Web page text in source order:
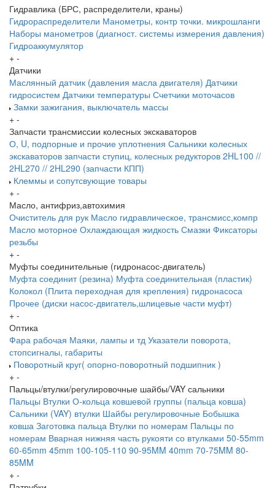
Гидравлика (БРС, распределители, краны)
Гидрораспределители Манометры, контр точки. микрошланги
Наборы манометров (диагност. системы измерения давления)
Гидроаккумулятор
+ -
Датчики
Маслянный датчик (давления масла двигателя) Датчики
гидросистем Датчики температуры Счетчики моточасов
Замки зажигания, выключатель массы
+ -
Запчасти трансмиссии колесных экскаваторов
О, U, подпорные и прочие уплотнения Сальники колесных
экскаваторов запчасти ступиц, колесных редукторов 2HL100 //
2HL270 // 2HL290 (запчасти КПП)
Клеммы и сопутсвующие товары
+ -
Масло, антифриз,автохимия
Очиститель для рук Масло гидравлическое, трансмисс,компр
Масло моторное Охлаждающая жидкость Смазки Фиксаторы
резьбы
+ -
Муфты соединительные (гидронасос-двигатель)
Муфта соединит (резина) Муфта соединительная (пластик)
Колокол (Плита переходная для крепления) гидронасоса
Прочее (диски насос-двигатель,шлицевые части муфт)
+ -
Оптика
Фара рабочая Маяки, лампы и тд Указатели поворота,
стопсигналы, габариты
Поворотный круг( опорно-поворотный подшипник )
+ -
Пальцы/втулки/регулировочные шайбы/VAY сальники
Пальцы Втулки О-кольца ковшевой группы (пальца ковша)
Сальники (VAY) втулки Шайбы регулировочные Бобышка
ковша Заготовка пальца Втулки по номерам Пальцы по
номерам Вварная нижняя часть рукояти со втулками 50-55mm
60-65mm 45mm 100-105-110 90-95MM 40mm 70-75MM 80-
85MM
+ -